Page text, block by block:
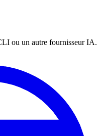
ou un autre fournisseur IA.